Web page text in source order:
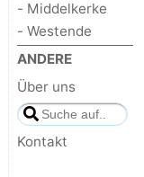
- Middelkerke
- Westende
ANDERE
Über uns
Kontakt